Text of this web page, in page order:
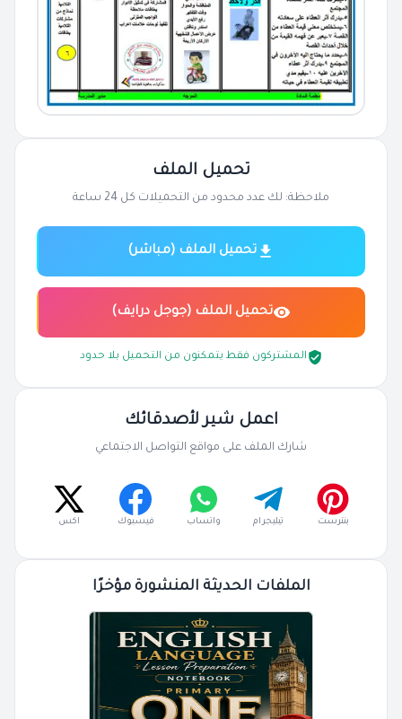
تحميل الملف
ملاحظة: لك عدد محدود من التحميلات كل 24 ساعة
تحميل الملف (مباشر)
تحميل الملف (جوجل درايف)
المشتركون فقط يتمكنون من التحميل بلا حدود
اعمل شير لأصدقائك
شارك الملف على مواقع التواصل الاجتماعي
بنترست تيليجرام واتساب فيسبوك اكس
الملفات الحديثة المنشورة مؤخرًا